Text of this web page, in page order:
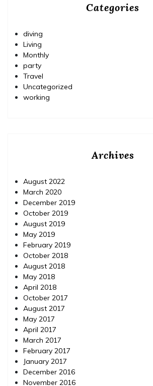
Categories
diving
Living
Monthly
party
Travel
Uncategorized
working
Archives
August 2022
March 2020
December 2019
October 2019
August 2019
May 2019
February 2019
October 2018
August 2018
May 2018
April 2018
October 2017
August 2017
May 2017
April 2017
March 2017
February 2017
January 2017
December 2016
November 2016